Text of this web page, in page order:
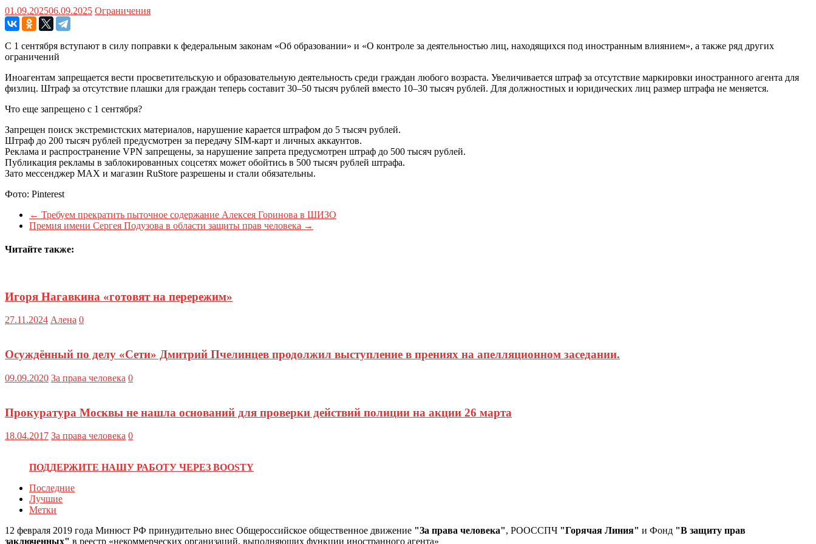
01.09.202506.09.2025 Ограничения
С 1 сентября вступают в силу поправки к федеральным законам «Об образовании» и «О контроле за деятельностью лиц, находящихся под иностранным влиянием», а также ряд других
ограничений
Иноагентам запрещается вести просветительскую и образовательную деятельность среди граждан любого возраста. Увеличивается штраф за отсутствие маркировки иностранного агента для
физлиц. Штраф за отсутствие плашки для граждан теперь составит 30–50 тысяч рублей вместо 10–30 тысяч рублей. Для должностных и юридических лиц размер штрафа не меняется.
Что еще запрещено с 1 сентября?
Запрещен поиск экстремистских материалов, нарушение карается штрафом до 5 тысяч рублей.
Штраф до 200 тысяч рублей предусмотрен за передачу SIM-карт и личных аккаунтов.
Реклама и распространение VPN запрещены, за нарушение запрета предусмотрен штраф до 500 тысяч рублей.
Публикация рекламы в заблокированных соцсетях может обойтись в 500 тысяч рублей штрафа.
Зато мессенджер MAX и магазин RuStore разрешены и стали обязательны.
Фото: Pinterest
← Требуем прекратить пыточное содержание Алексея Горинова в ШИЗО
Премия имени Сергея Подузова в области защиты прав человека →
Читайте также:
Игоря Нагавкина «готовят на перережим»
27.11.2024 Алена 0
Осуждённый по делу «Сети» Дмитрий Пчелинцев продолжил выступление в прениях на апелляционном заседании.
09.09.2020 За права человека 0
Прокуратура Москвы не нашла оснований для проверки действий полиции на акции 26 марта
18.04.2017 За права человека 0
ПОДДЕРЖИТЕ НАШУ РАБОТУ ЧЕРЕЗ BOOSTY
Последние
Лучшие
Метки
12 февраля 2019 года Минюст РФ принудительно внес Общероссийское общественное движение "За права человека", РООССПЧ "Горячая Линия" и Фонд "В защиту прав
заключенных" в реестр «некоммерческих организаций, выполняющих функции иностранного агента»